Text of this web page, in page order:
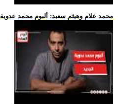
.. محمد علام وهيثم سعيد: ألبوم محمد عدوية